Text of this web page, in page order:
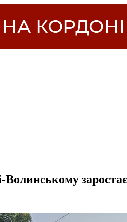
Волинському